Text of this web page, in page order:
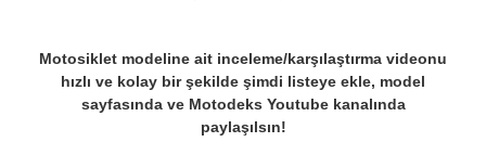
Motosiklet modeline ait inceleme/karşılaştırma videonu
hızlı ve kolay bir şekilde şimdi listeye ekle, model
sayfasında ve Motodeks Youtube kanalında
paylaşılsın!